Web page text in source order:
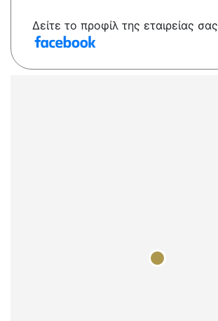
Δείτε το προφίλ της εταιρείας σας